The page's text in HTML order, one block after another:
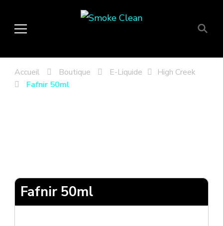
Smoke Clean
Accueil Boutique E-Liquide
High Creek
Fafnir 50ml
Fafnir 50ml